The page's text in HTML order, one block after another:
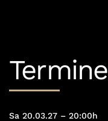
Termine
Sa 20.03.27 – 20:00h